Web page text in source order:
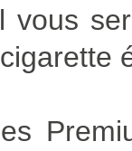
vous